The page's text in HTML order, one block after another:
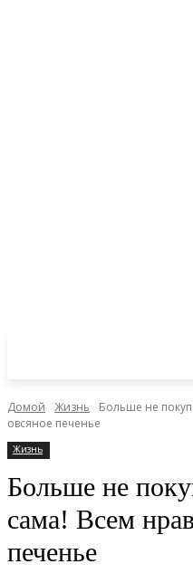
Домой Жизнь
Больше не
овсяное печенье
Жизнь
Больше не
сама! Всем
печенье